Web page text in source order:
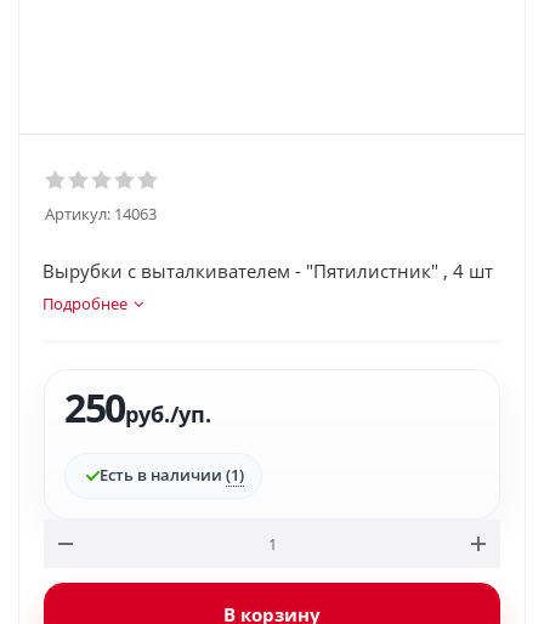
Артикул: 14063
Вырубки с выталкивателем - "Пятилистник" , 4 шт
Подробнее
250руб./уп.
Есть в наличии (1)
В корзину